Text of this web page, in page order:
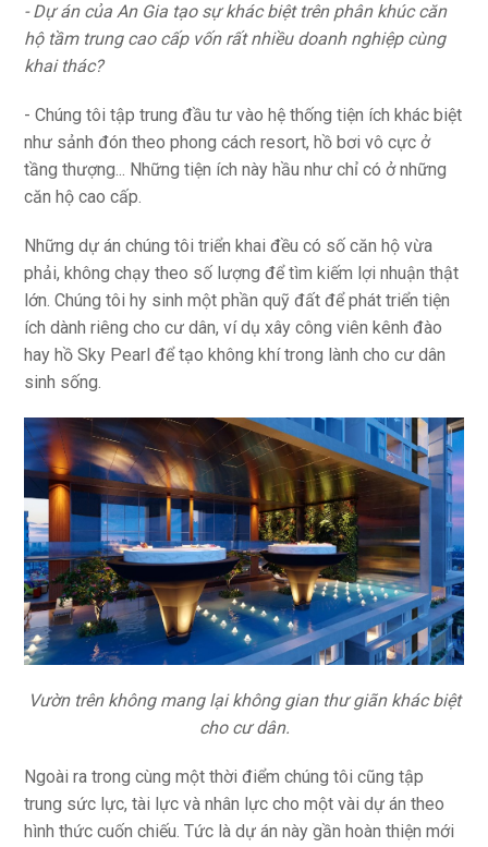
- Dự án của An Gia tạo sự khác biệt trên phân khúc căn
hộ tầm trung cao cấp vốn rất nhiều doanh nghiệp cùng
khai thác?
- Chúng tôi tập trung đầu tư vào hệ thống tiện ích khác biệt
như sảnh đón theo phong cách resort, hồ bơi vô cực ở
tầng thượng... Những tiện ích này hầu như chỉ có ở những
căn hộ cao cấp.
Những dự án chúng tôi triển khai đều có số căn hộ vừa
phải, không chạy theo số lượng để tìm kiếm lợi nhuận thật
lớn. Chúng tôi hy sinh một phần quỹ đất để phát triển tiện
ích dành riêng cho cư dân, ví dụ xây công viên kênh đào
hay hồ Sky Pearl để tạo không khí trong lành cho cư dân
sinh sống.
Vườn trên không mang lại không gian thư giãn khác biệt
cho cư dân.
Ngoài ra trong cùng một thời điểm chúng tôi cũng tập
trung sức lực, tài lực và nhân lực cho một vài dự án theo
hình thức cuốn chiếu. Tức là dự án này gần hoàn thiện mới